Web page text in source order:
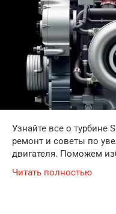
Узнайте все о турбине
ремонт и советы по
двигателя. Поможем
Читать полностью